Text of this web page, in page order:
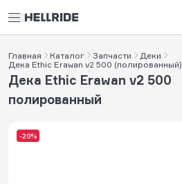
Главная Каталог Запчасти
Деки
Дека Ethic Erawan v2 500 (полированный)
-20%
Дека Ethic Erawan v2 500
полированный